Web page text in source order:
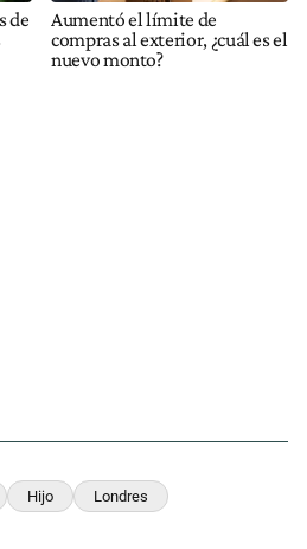
de
Aumentó el límite de
compras al exterior, ¿cuál es el
nuevo monto?
Hijo Londres